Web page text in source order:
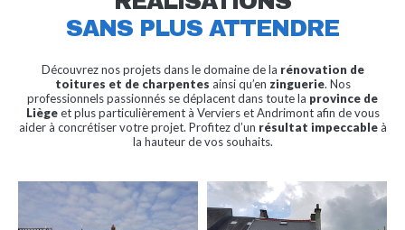
SANS PLUS ATTENDRE
Découvrez nos projets dans le domaine de la rénovation de
toitures et de charpentes ainsi qu’en zinguerie. Nos
professionnels passionnés se déplacent dans toute la province de
Liègeet plus particulièrement à Verviers et Andrimont afin de vous
aider à concrétiser votre projet. Profitez d’un résultat impeccableà
la hauteur de vos souhaits.